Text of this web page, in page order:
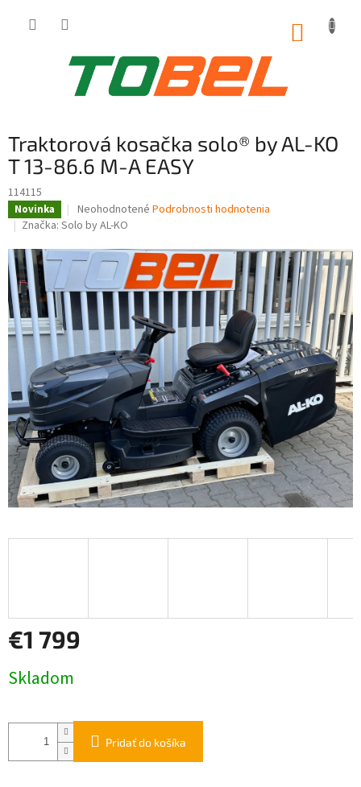
Traktorová kosačka solo® by AL-KO
T 13-86.6 M-A EASY
114115
Novinka
Priemerné
hodnotenie
je
0,0
5
hviezdičiek.
Neohodnotené Podrobnosti hodnotenia
Značka: Solo by AL-KO
€1 799
cena:
Skladom
Pridať do košíka